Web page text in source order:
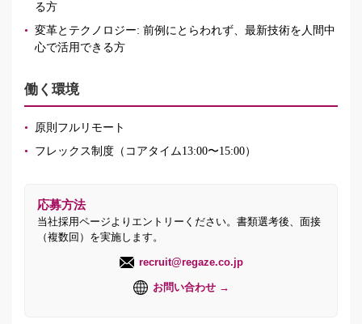
る方
• 変革とテクノロジー: 前例にとらわれず、最新技術を人間中
心で活用できる方
働く環境
•
原則フルリモート
•
フレックス制度（コアタイム13:00〜15:00）
応募方法
当社採用ページよりエントリーください。書類選考後、面接
（複数回）を実施します。
recruit@regaze.co.jp
お問い合わせ →